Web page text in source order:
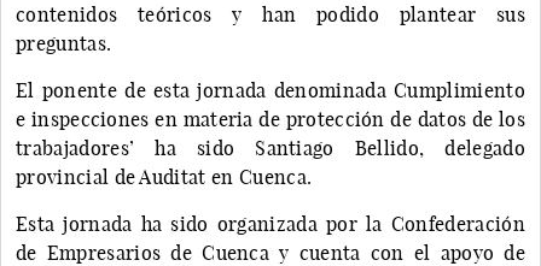
contenidos teóricos y han podido plantear sus
preguntas.
El ponente de esta jornada denominada Cumplimiento
e inspecciones en materia de protección de datos de los
trabajadores’ ha sido Santiago Bellido, delegado
provincial de Auditat en Cuenca.
Esta jornada ha sido organizada por la Confederación
de Empresarios de Cuenca y cuenta con el apoyo de